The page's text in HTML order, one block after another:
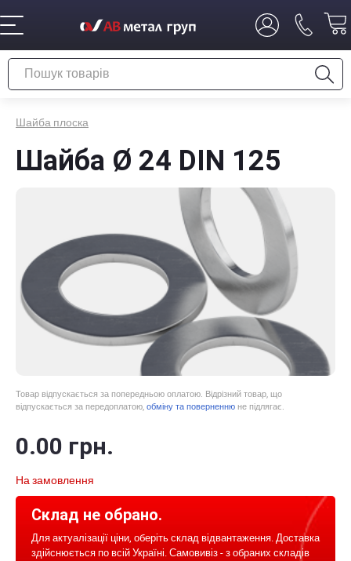
Шайба плоска
Шайба Ø 24 DIN 125
Товар відпускається за попередньою оплатою. Відрізний товар, що
відпускається за передоплатою, обміну та поверненню не підлягає.
0.00 грн.
На замовлення
Склад не обрано.
Для актуалізації ціни, оберіть склад відвантаження. Доставка
здійснюється по всій Україні. Самовивіз - з обраних складів